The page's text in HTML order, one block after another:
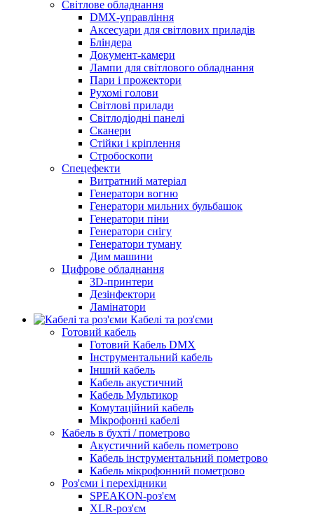
Світлове обладнання
DMX-управління
Аксесуари для світлових приладів
Бліндера
Документ-камери
Лампи для світлового обладнання
Пари і прожектори
Рухомі голови
Світлові прилади
Світлодіодні панелі
Сканери
Стійки і кріплення
Стробоскопи
Спецефекти
Витратний матеріал
Генератори вогню
Генератори мильних бульбашок
Генератори піни
Генератори снігу
Генератори туману
Дим машини
Цифрове обладнання
3D-принтери
Дезінфектори
Ламінатори
Кабелі та роз'єми
Готовий кабель
Готовий Кабель DMX
Інструментальний кабель
Інший кабель
Кабель акустичний
Кабель Мультикор
Комутаційний кабель
Мікрофонні кабелі
Кабель в бухті / пометрово
Акустичний кабель пометрово
Кабель інструментальний пометрово
Кабель мікрофонний пометрово
Роз'єми і перехідники
SPEAKON-роз'єм
XLR-роз'єм